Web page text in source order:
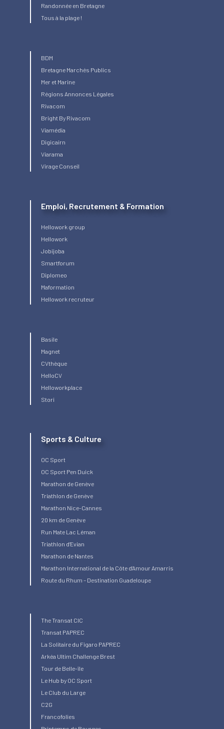
Randonnée en Bretagne
Tous à la plage !
BDM
Bretagne Marchés Publics
Mer et Marine
Régions Annonces Légales
Rivacom
Bright By Rivacom
Viamédia
Digicairn
Viarama
Virage Conseil
Emploi, Recrutement & Formation
Hellowork group
Hellowork
Jobijoba
Smartforum
Diplomeo
Maformation
Hellowork recruteur
Basile
Magnet
CVthèque
HelloCV
Helloworkplace
Stori
Sports & Culture
OC Sport
OC Sport Pen Duick
Marathon de Genève
Triathlon de Genève
Marathon Nice-Cannes
20 km de Genève
Run Mate Lac Léman
Triathlon d’Evian
Marathon de Nantes
Marathon International de la Côte d’Amour Amarris
Route du Rhum – Destination Guadeloupe
The Transat CIC
Transat PAPREC
La Solitaire du Figaro PAPREC
Arkéa Ultim Challenge Brest
Tour de Belle-île
Le Hub by OC Sport
Le Club du Large
C2G
Francofolies